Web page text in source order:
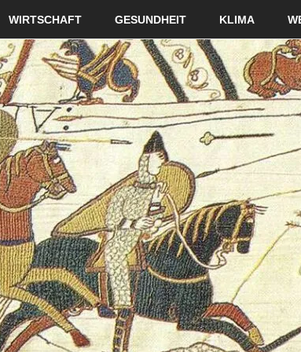
WIRTSCHAFT GESUNDHEIT KLIMA